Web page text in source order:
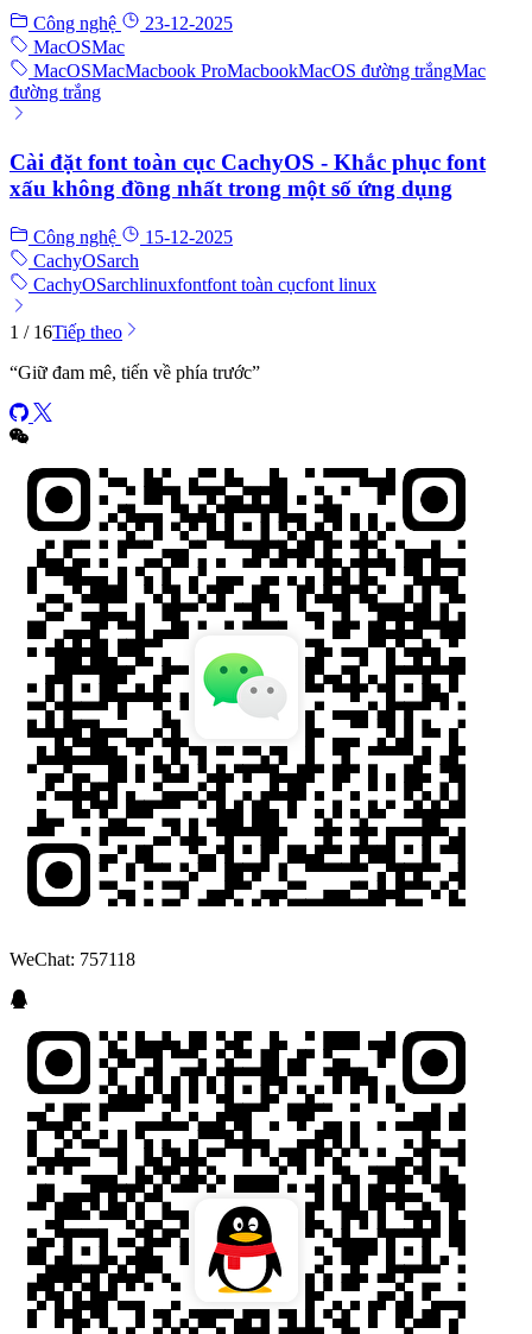
Công nghệ
23-12-2025
MacOSMac
MacOSMacMacbook ProMacbookMacOS đường trắngMac
đường trắng
Cài đặt font toàn cục CachyOS - Khắc phục font
xấu không đồng nhất trong một số ứng dụng
Công nghệ
15-12-2025
CachyOSarch
CachyOSarchlinuxfontfont toàn cụcfont linux
1 / 16Tiếp theo
“Giữ đam mê, tiến về phía trước”
WeChat: 757118